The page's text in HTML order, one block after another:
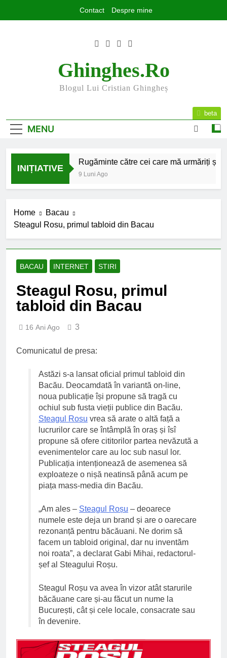
Contact Despre mine
Ghinghes.ro
Blogul Lui Cristian Ghingheș
MENU
beta
INIȚIATIVE
7 Luni Ago
Rugăminte către cei care mă urmăriți și
9 Luni Ago
Home
Bacau
Steagul Rosu, primul tabloid din Bacau
BACAU INTERNET STIRI
Steagul Rosu, primul
tabloid din Bacau
16 Ani Ago 3
Comunicatul de presa:
Astăzi s-a lansat oficial primul tabloid din
Bacău. Deocamdată în variantă on-line,
noua publicație își propune să tragă cu
ochiul sub fusta vieții publice din Bacău.
Steagul Rosu vrea să arate o altă față a
lucrurilor care se întâmplă în oraș și îsî
propune să ofere cititorilor partea nevăzută a
evenimentelor care au loc sub nasul lor.
Publicația intenționează de asemenea să
exploateze o nișă neatinsă până acum pe
piața mass-media din Bacău.
„Am ales – Steagul Roșu – deoarece
numele este deja un brand și are o oarecare
rezonanță pentru băcăuani. Ne dorim să
facem un tabloid original, dar nu inventăm
noi roata”, a declarat Gabi Mihai, redactorul-
șef al Steagului Roșu.
Steagul Roșu va avea în vizor atât starurile
băcăuane care și-au făcut un nume la
București, cât și cele locale, consacrate sau
în devenire.